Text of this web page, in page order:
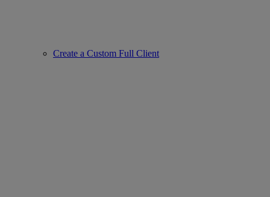
Create a Custom Full Client